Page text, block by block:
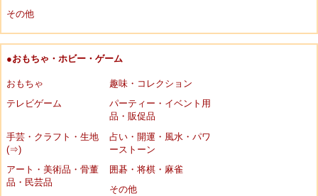
その他
●おもちゃ・ホビー・ゲーム
おもちゃ
趣味・コレクション
テレビゲーム
パーティー・イベント用
品・販促品
手芸・クラフト・生地
(⇒)
占い・開運・風水・パワ
ーストーン
アート・美術品・骨董
品・民芸品
囲碁・将棋・麻雀
その他